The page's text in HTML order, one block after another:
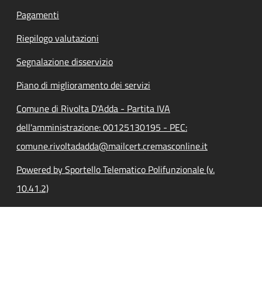
Pagamenti
Riepilogo valutazioni
Segnalazione disservizio
Piano di miglioramento dei servizi
Comune di Rivolta D'Adda - Partita IVA
dell'amministrazione: 00125130195 - PEC:
comune.rivoltadadda@mailcert.cremasconline.it
Powered by Sportello Telematico Polifunzionale (v.
10.41.2)